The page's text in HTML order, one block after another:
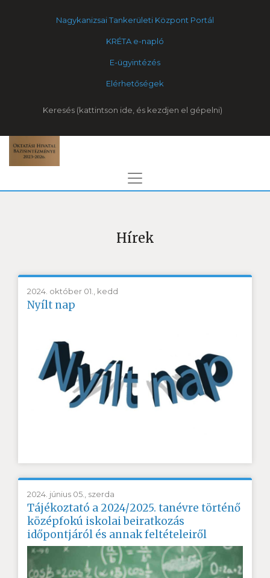
Nagykanizsai Tankerületi Központ Portál
KRÉTA e-napló
E-ügyintézés
Elérhetőségek
Keresés
Hírek
2024. október 01., kedd
Nyílt nap
2024. június 05., szerda
Tájékoztató a 2024/2025. tanévre történő
középfokú iskolai beiratkozás
időpontjáról és annak feltételeiről